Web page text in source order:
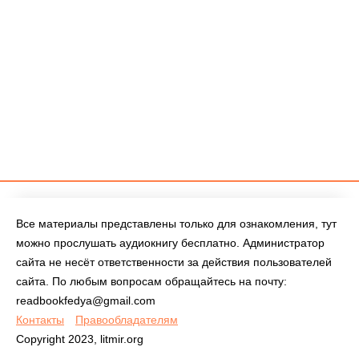
Все материалы представлены только для ознакомления, тут
можно прослушать аудиокнигу бесплатно. Администратор
сайта не несёт ответственности за действия пользователей
сайта. По любым вопросам обращайтесь на почту:
readbookfedya@gmail.com
Контакты
Правообладателям
Copyright 2023, litmir.org